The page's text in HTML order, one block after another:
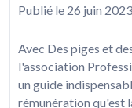
Publié le 26 juin 2023
Avec Des piges et
l'association
un guide
rémunération qu'est